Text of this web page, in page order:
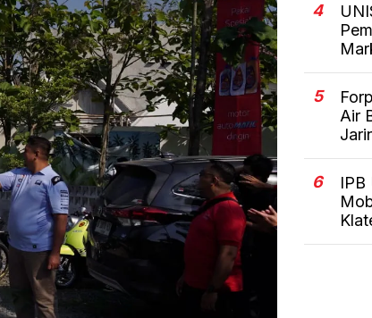
4
5
Air
6
IPB